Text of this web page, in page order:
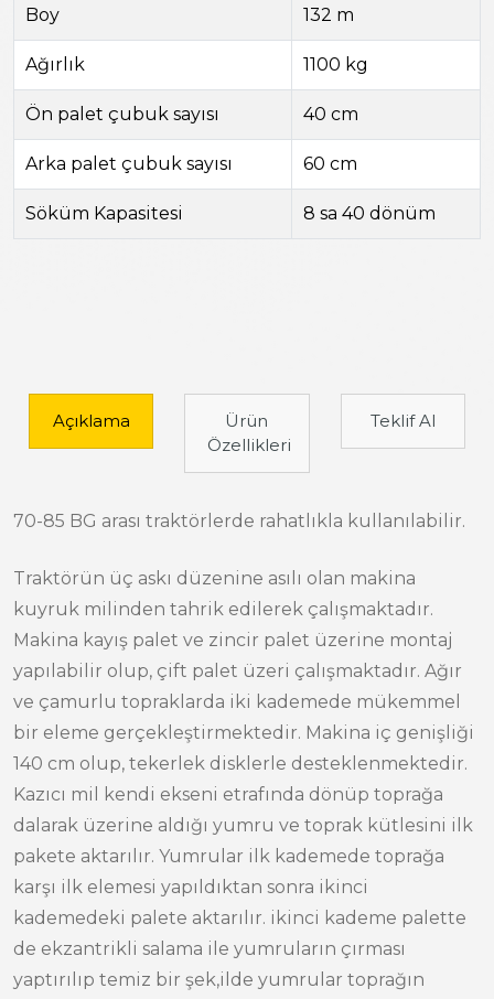
Boy 132 m
Ağırlık 1100 kg
Ön palet çubuk sayısı 40 cm
Arka palet çubuk sayısı 60 cm
Söküm Kapasitesi 8 sa 40 dönüm
Açıklama
Ürün
Özellikleri
Teklif Al
70-85 BG arası traktörlerde rahatlıkla kullanılabilir.
Traktörün üç askı düzenine asılı olan makina
kuyruk milinden tahrik edilerek çalışmaktadır.
Makina kayış palet ve zincir palet üzerine montaj
yapılabilir olup, çift palet üzeri çalışmaktadır. Ağır
ve çamurlu topraklarda iki kademede mükemmel
bir eleme gerçekleştirmektedir. Makina iç genişliği
140 cm olup, tekerlek disklerle desteklenmektedir.
Kazıcı mil kendi ekseni etrafında dönüp toprağa
dalarak üzerine aldığı yumru ve toprak kütlesini ilk
pakete aktarılır. Yumrular ilk kademede toprağa
karşı ilk elemesi yapıldıktan sonra ikinci
kademedeki palete aktarılır. ikinci kademe palette
de ekzantrikli salama ile yumruların çırması
yaptırılıp temiz bir şek,ilde yumrular toprağın